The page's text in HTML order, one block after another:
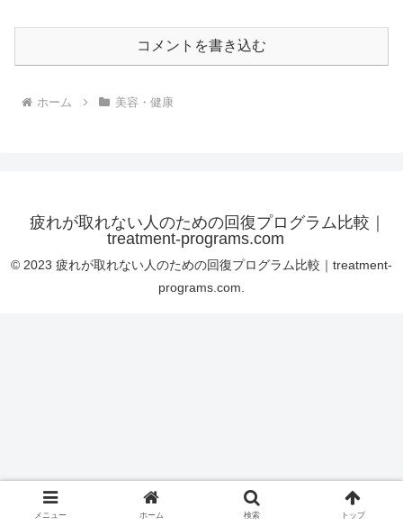
コメントを書き込む
ホーム 美容・健康
疲れが取れない人のための回復プログラム比較｜
treatment-programs.com
© 2023 疲れが取れない人のための回復プログラム比較｜treatment-
programs.com.
メニュー ホーム 検索 トップ